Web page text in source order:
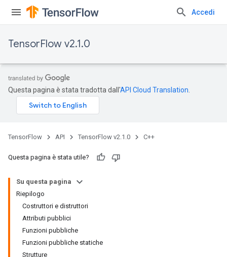
Accedi
TensorFlow v2.1.0
Questa pagina è stata tradotta dall'API Cloud Translation
TensorFlow API TensorFlow v2.1.0 C++
Questa pagina è stata utile?
Su questa pagina
Riepilogo
Costruttori e distruttori
Attributi pubblici
Funzioni pubbliche
Funzioni pubbliche statiche
Strutture